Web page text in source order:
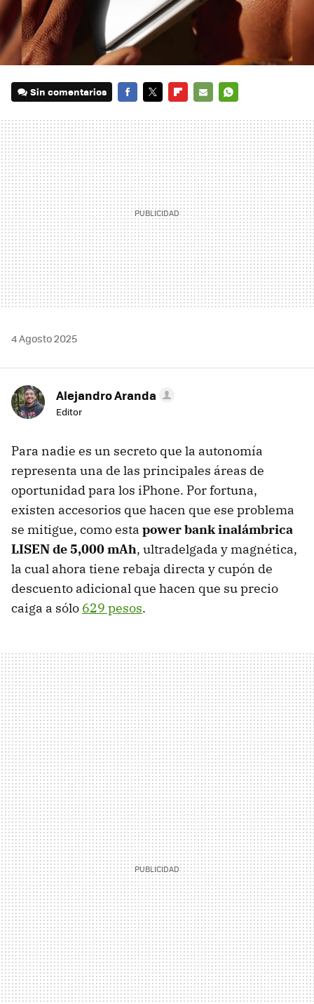
Sin comentarios
MAIL
4 Agosto 2025
Alejandro Aranda
Editor
Para nadie es un secreto que la autonomía
representa una de las principales áreas de
oportunidad para los iPhone. Por fortuna,
existen accesorios que hacen que ese problema
se mitigue, como esta power bank inalámbrica
LISEN de 5,000 mAh, ultradelgada y magnética,
la cual ahora tiene rebaja directa y cupón de
descuento adicional que hacen que su precio
caiga a sólo 629 pesos.